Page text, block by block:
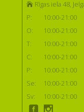
Rīgas iela 48,
P:
10:00-21:00
O:
10:00-21:00
T:
10:00-21:00
C:
10:00-21:00
P:
10:00-21:00
Se:
10:00-21:00
Sv:
10:00-21:00